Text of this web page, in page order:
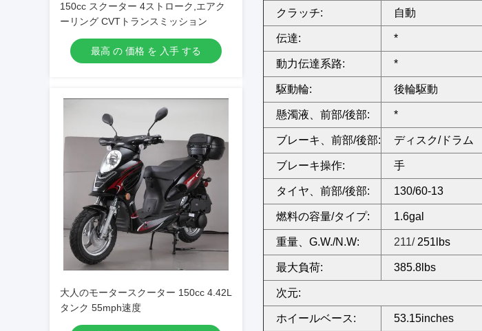
150cc スクーター 4ストローク,エアク
ーリング CVTトランスミッション
最高 の 価格 を 入手 する
大人のモータースクーター 150cc 4.42L
タンク 55mph速度
クラッチ: 自動
伝達: *
動力伝達系路: *
駆動輪: 後輪駆動
懸濁液、前部/後部: *
ブレーキ、前部/後部: ディスク/ドラム
ブレーキ操作: 手
タイヤ、前部/後部: 130/60-13
燃料の容量/タイプ: 1.6gal
重量、G.W./N.W: 211/ 251lbs
最大負荷: 385.8lbs
次元:
ホイールベース: 53.15inches